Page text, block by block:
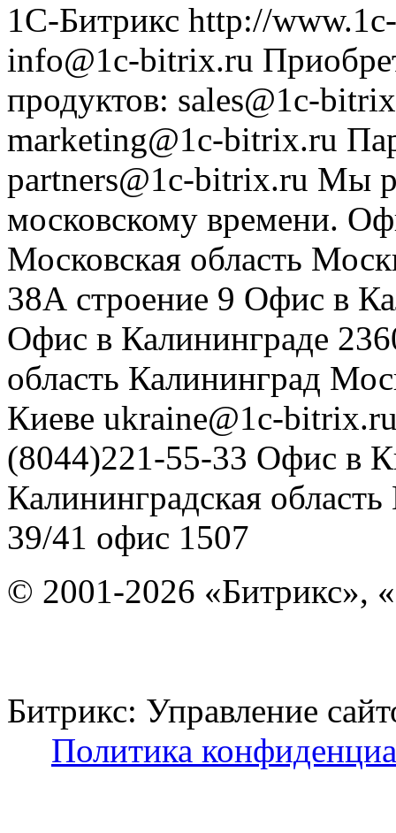
1С-Битрикс http://
info@1c-bitrix.ru
продуктов: sales@1c-
marketing@1c-bitrix.ru
partners@1c-bitrix.ru Мы
московскому времени.
Московская область
38А строение 9 Офис в
Офис в Калининграде
область Калининград
Киеве ukraine@1c-
(8044)221-55-33 Офис в
Калининградская область
39/41 офис 1507
© 2001-2026 «Битрикс»,
Битрикс: Управление
Политика